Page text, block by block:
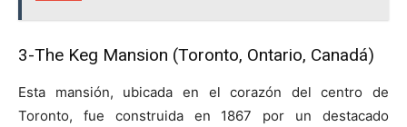
3-The Keg Mansion (Toronto, Ontario, Canadá)
Esta mansión, ubicada en el corazón del centro de
Toronto, fue construida en 1867 por un destacado